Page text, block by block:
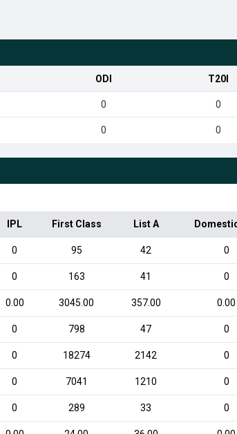
ODI T20I
0 0
0 0
IPL First Class List A
0 95 42 0
0 163 41 0
0.00 3045.00 357.00 0.00
0 798 47 0
0 18274 2142 0
0 7041 1210 0
0 289 33 0